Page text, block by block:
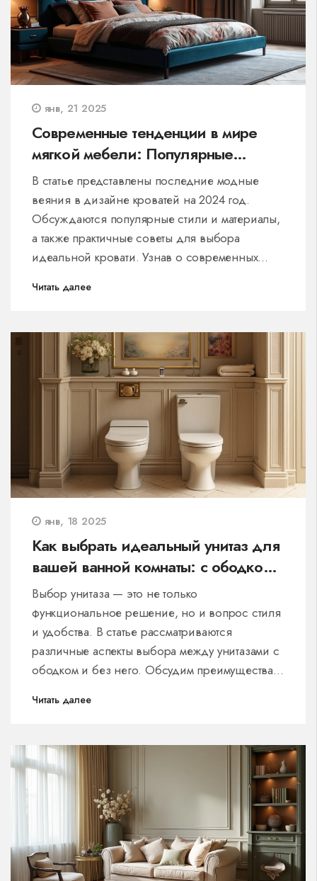
янв, 21 2025
Современные тенденции в мире
мягкой мебели: Популярные
кровати 2024 года
В статье представлены последние модные
веяния в дизайне кроватей на 2024 год.
Обсуждаются популярные стили и материалы,
а также практичные советы для выбора
идеальной кровати. Узнав о современных
своей спальни и создать уютное пространство
классические, так и новаторские решения в
сфере мягкой мебели.
Читать далее
янв, 18 2025
Как выбрать идеальный унитаз для
вашей ванной комнаты: с ободком
или без
Выбор унитаза — это не только
функциональное решение, но и вопрос стиля
и удобства. В статье рассматриваются
различные аспекты выбора между унитазами с
ободком и без него. Обсудим преимущества и
гигиену и удобство содержания в чистоте.
унитаза для вашего интерьера. Также
включены интригующие факты и
рекомендации для более осознанного
Читать далее